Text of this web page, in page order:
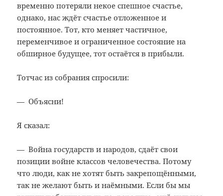
временно потеряли некое спешное счастье,
однако, нас ждёт счастье отложенное и
постоянное. Тот, кто меняет частичное,
переменчивое и ограниченное состояние на
обширное будущее, тот остаётся в прибыли.
Тотчас из собрания спросили:
— Объясни!
Я сказал:
— Война государств и народов, сдаёт свои
позиции войне классов человечества. Потому
что люди, как не хотят быть закрепощёнными,
так не желают быть и наёмными. Если бы мы